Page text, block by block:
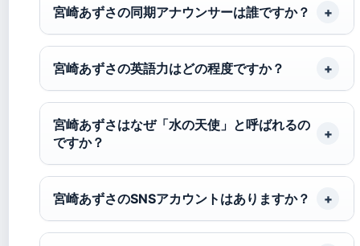
宮崎あずさの同期アナウンサーは誰ですか？
宮崎あずさの英語力はどの程度ですか？
宮崎あずさはなぜ「水の天使」と呼ばれるの
ですか？
宮崎あずさのSNSアカウントはありますか？